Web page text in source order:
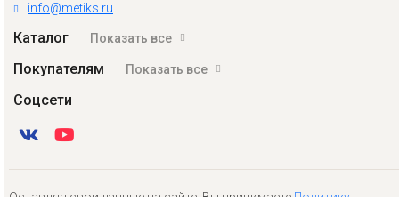
info@metiks.ru
Каталог Показать все
Покупателям Показать все
Соцсети
Оставляя свои данные на сайте, Вы принимаете Политику